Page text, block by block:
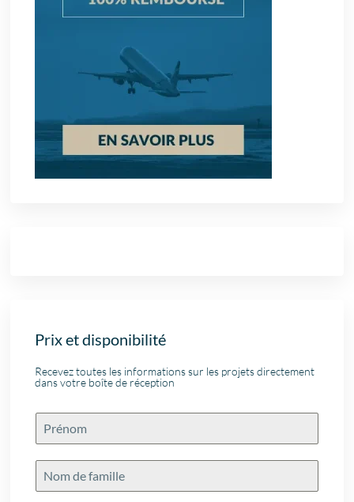
Prix et disponibilité
Recevez toutes les informations sur les projets directement
dans votre boîte de réception